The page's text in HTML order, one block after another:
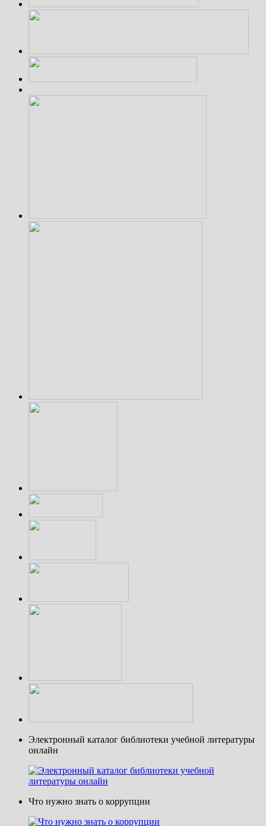
Электронный каталог библиотеки учебной литературы
онлайн
Что нужно знать о коррупции